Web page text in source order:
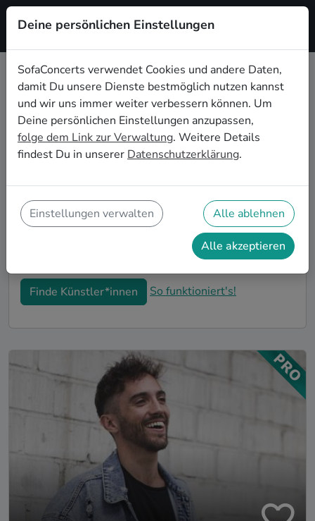
Registrieren
Instrumentale Live-Musik für die
Einweihungsparty in Solingen
Du bist gerade in Deine neue Wohnung eingezogen
und möchtest jetzt die ersten Erinnerungen formen?
Einweihungsparty in Solingen kannst Du Dir sicher
sein, dass Deine Wohnung im richtigen Glanz
erstrahlt. Auf SofaConcerts findest Du professionelle
und authentische Live-Acts, die perfekt auf Deine
Einweihungsparty in Solingen passen.
Finde Künstler*innen So funktioniert's!
Deine persönlichen Einstellungen
SofaConcerts verwendet Cookies und andere Daten,
damit Du unsere Dienste bestmöglich nutzen kannst
und wir uns immer weiter verbessern können. Um
Deine persönlichen Einstellungen anzupassen,
folge dem Link zur Verwaltung. Weitere Details
findest Du in unserer Datenschutzerklärung.
Einstellungen verwalten Alle ablehnen
Alle akzeptieren